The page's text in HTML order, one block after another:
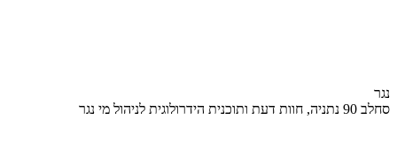
נגר
סחלב 90 נתניה, חוות דעת ותוכנית הידרולוגית לניהול מי נגר